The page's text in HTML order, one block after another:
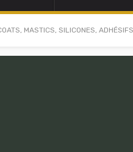
MASTICS, SILICONES,